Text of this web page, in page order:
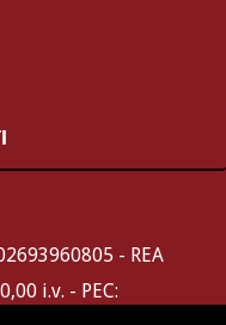
- REA
i.v. - PEC: